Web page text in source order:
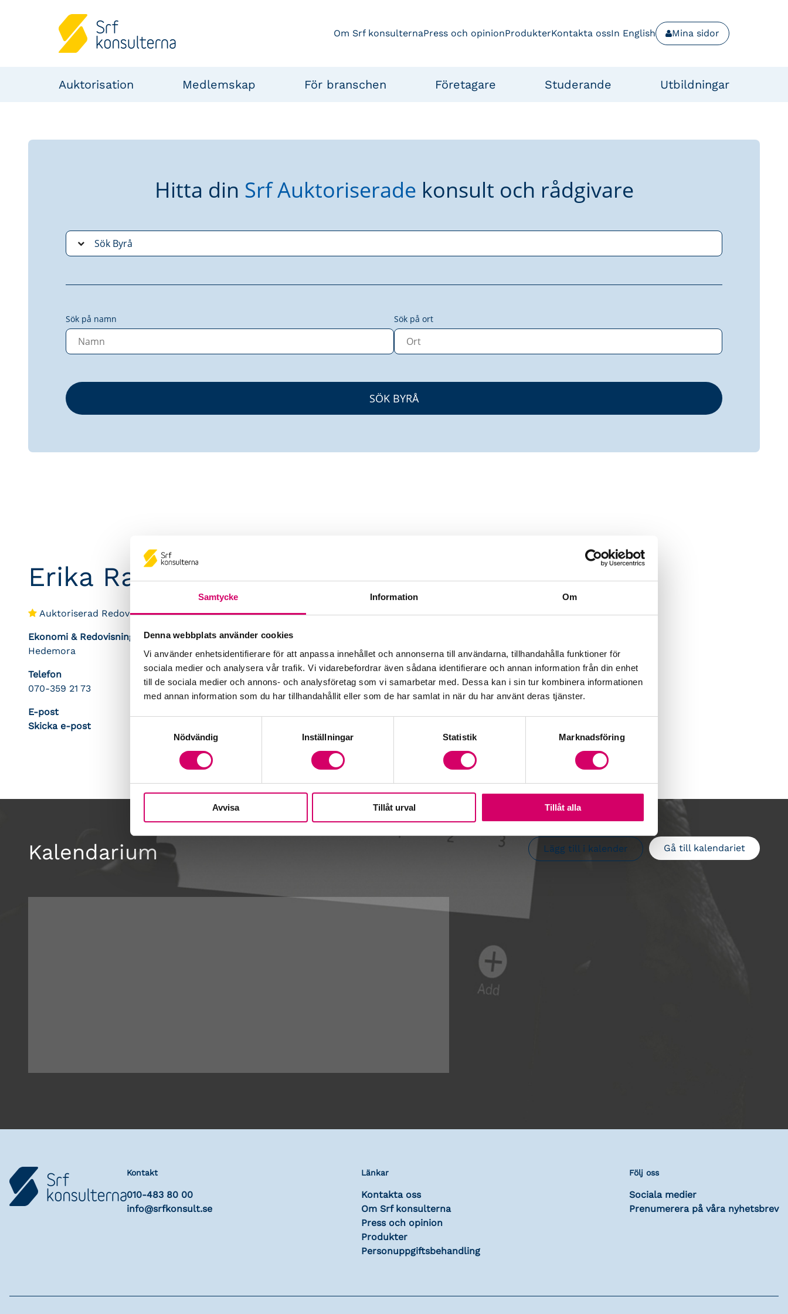
Samtycke Information Om
Denna webbplats använder cookies
Vi använder enhetsidentifierare för att anpassa innehållet och annonserna till användarna, tillhandahålla funktioner för
sociala medier och analysera vår trafik. Vi vidarebefordrar även sådana identifierare och annan information från din enhet
till de sociala medier och annons- och analysföretag som vi samarbetar med. Dessa kan i sin tur kombinera informationen
med annan information som du har tillhandahållit eller som de har samlat in när du har använt deras tjänster.
Nödvändig
Inställningar Statistik Marknadsföring
Avvisa Tillåt urval Tillåt alla
Om Srf konsulternaPress och opinionProdukterKontakta ossIn English Mina sidor
Auktorisation Medlemskap För branschen Företagare Studerande Utbildningar
Hitta din Srf Auktoriserade konsult och rådgivare
Sök på namn Sök på ort
Erika Ragnarsson
Auktoriserad Redovisningskonsult Srf Certifierad Affärsrådgivare
Ekonomi & Redovisning i Dala-Husby AB
Hedemora
Telefon
070-359 21 73
E-post
Skicka e-post
Kalendarium Gå till kalendariet
Lägg till i kalender
Kontakt
010-483 80 00
info@srfkonsult.se
Länkar
Kontakta oss
Om Srf konsulterna
Press och opinion
Produkter
Personuppgiftsbehandling
Följ oss
Sociala medier
Prenumerera på våra nyhetsbrev